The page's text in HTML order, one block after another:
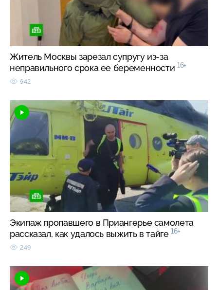
Житель Москвы зарезал супругу из-за
неправильного срока ее беременности 16+
942
Экипаж пропавшего в Приангерье самолета
рассказал, как удалось выжить в тайге 16+
249